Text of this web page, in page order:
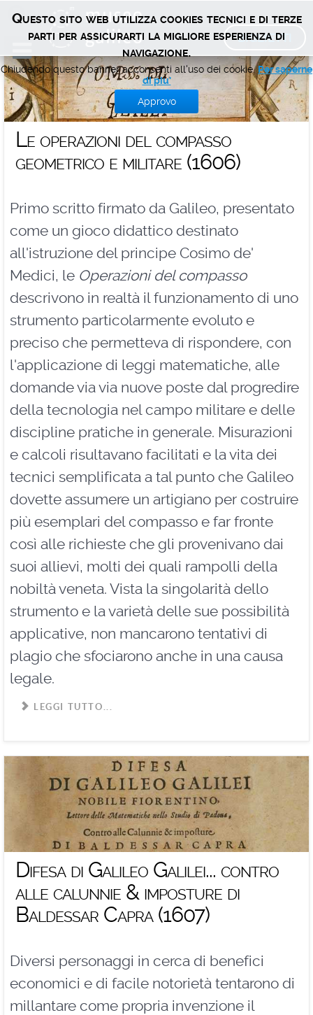
BIGLIETTI
Opere
Le operazioni del compasso
geometrico e militare (1606)
Primo scritto firmato da Galileo, presentato
come un gioco didattico destinato
all'istruzione del principe Cosimo de'
Medici, le Operazioni del compasso
descrivono in realtà il funzionamento di uno
strumento particolarmente evoluto e
preciso che permetteva di rispondere, con
l'applicazione di leggi matematiche, alle
domande via via nuove poste dal progredire
della tecnologia nel campo militare e delle
discipline pratiche in generale. Misurazioni
e calcoli risultavano facilitati e la vita dei
tecnici semplificata a tal punto che Galileo
dovette assumere un artigiano per costruire
più esemplari del compasso e far fronte
così alle richieste che gli provenivano dai
suoi allievi, molti dei quali rampolli della
nobiltà veneta. Vista la singolarità dello
strumento e la varietà delle sue possibilità
applicative, non mancarono tentativi di
plagio che sfociarono anche in una causa
legale.
LEGGI TUTTO...
Difesa di Galileo Galilei... contro
alle calunnie & imposture di
Baldessar Capra (1607)
Diversi personaggi in cerca di benefici
economici e di facile notorietà tentarono di
millantare come propria invenzione il
Questo sito web utilizza cookies tecnici e di terze
parti per assicurarti la migliore esperienza di
navigazione.
Chiudendo questo banner acconsenti all'uso dei cookie.Per saperne
di piu'
Approvo